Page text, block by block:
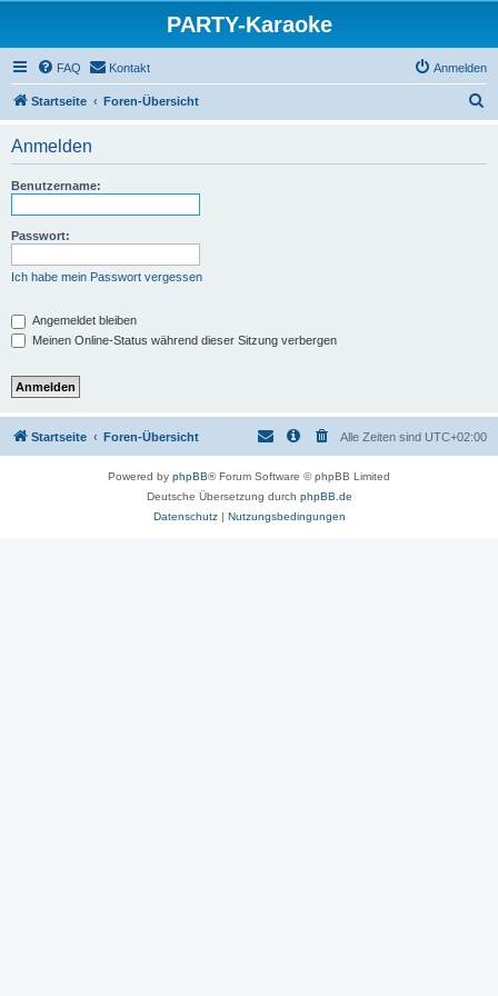
PARTY-Karaoke
FAQ Kontakt Anmelden
Startseite Foren-Übersicht
Anmelden
Benutzername:
Passwort:
Ich habe mein Passwort vergessen
Angemeldet bleiben
Meinen Online-Status während dieser Sitzung verbergen
Startseite Foren-Übersicht Alle Zeiten sind UTC+02:00
Powered by phpBB® Forum Software © phpBB Limited
Deutsche Übersetzung durch phpBB.de
Datenschutz| Nutzungsbedingungen